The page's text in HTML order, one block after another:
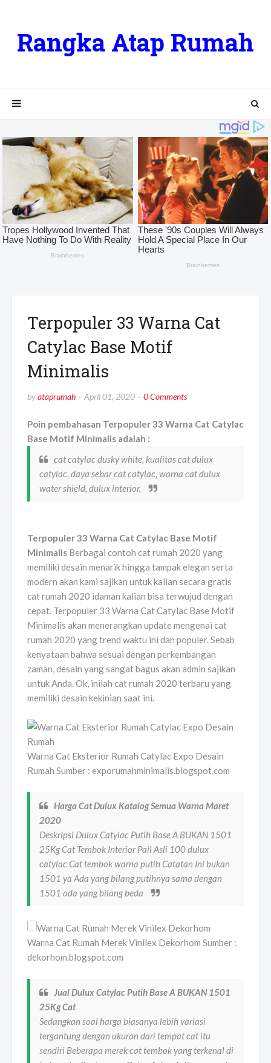
Rangka Atap Rumah
Terpopuler 33 Warna Cat
Catylac Base Motif
Minimalis
byataprumah April 01, 2020 0 Comments
Poin pembahasan Terpopuler 33 Warna Cat Catylac
Base Motif Minimalis adalah :
cat catylac dusky white, kualitas cat dulux
catylac, daya sebar cat catylac, warna cat dulux
water shield, dulux interior,
Terpopuler 33 Warna Cat Catylac Base Motif
Minimalis Berbagai contoh cat rumah 2020 yang
memiliki desain menarik hingga tampak elegan serta
modern akan kami sajikan untuk kalian secara gratis
cat rumah 2020 idaman kalian bisa terwujud dengan
cepat. Terpopuler 33 Warna Cat Catylac Base Motif
Minimalis akan menerangkan update mengenai cat
rumah 2020 yang trend waktu ini dan populer. Sebab
kenyataan bahwa sesuai dengan perkembangan
zaman, desain yang sangat bagus akan admin sajikan
untuk Anda. Ok, inilah cat rumah 2020 terbaru yang
memiliki desain kekinian saat ini.
Warna Cat Eksterior Rumah Catylac Expo Desain
Rumah Sumber : exporumahminimalis.blogspot.com
Harga Cat Dulux Katalog Semua Warna Maret
2020
Deskripsi Dulux Catylac Putih Base A BUKAN 1501
25Kg Cat Tembok Interior Pail Asli 100 dulux
catylac Cat tembok warna putih Catatan Ini bukan
1501 ya Ada yang bilang putihnya sama dengan
1501 ada yang bilang beda
Warna Cat Rumah Merek Vinilex Dekorhom Sumber :
dekorhom.blogspot.com
Jual Dulux Catylac Putih Base A BUKAN 1501
25Kg Cat
Sedangkan soal harga biasanya lebih variasi
tergantung dengan ukuran dari tempat cat itu
sendiri Beberapa merek cat tembok yang terkenal di